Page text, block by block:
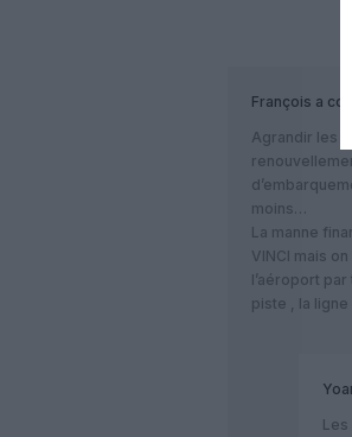
François a
Agrandir les
moins…
La manne
VINCI mais
l’aéroport
piste , la ligne